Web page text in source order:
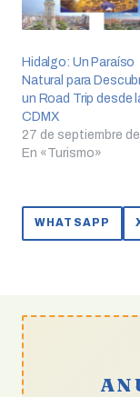
Hidalgo: Un Paraíso
Natural para
un Road Trip desde
CDMX
27 de septiembre
En «Turismo»
WHATSAPP